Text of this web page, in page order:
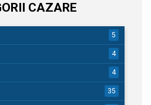
CAZARE
5
4
4
35